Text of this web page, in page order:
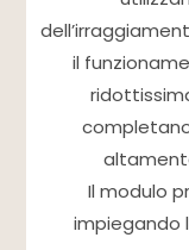
il
Il modulo
impiegando